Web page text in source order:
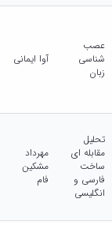
عصب
شناسی
زبان
آوا ایمانی
تحلیل
مقابله ای
ساخت
فارسی و
انگلیسی
مهرداد
مشکین
فام